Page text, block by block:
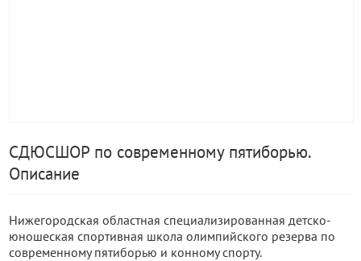
СДЮСШОР по современному пятиборью.
Описание
Нижегородская областная специализированная детско-
юношеская спортивная школа олимпийского резерва по
современному пятиборью и конному спорту.